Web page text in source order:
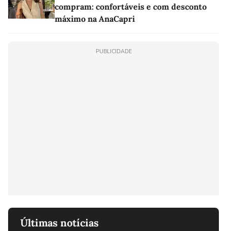
compram: confortáveis e com desconto
máximo na AnaCapri
PUBLICIDADE
Últimas notícias